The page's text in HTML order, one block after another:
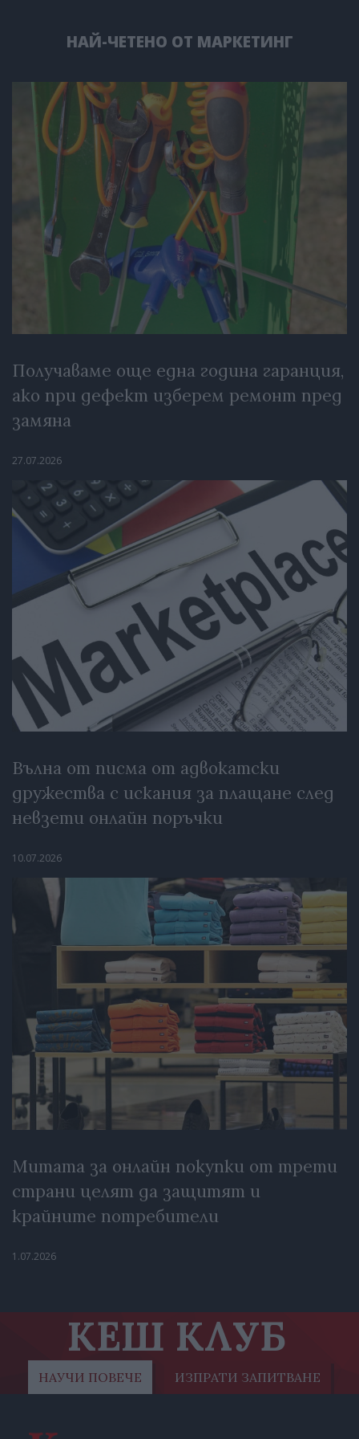
НАЙ-ЧЕТЕНО ОТ МАРКЕТИНГ
Получаваме още една година гаранция,
ако при дефект изберем ремонт пред
замяна
27.07.2026
Вълна от писма от адвокатски
дружества с искания за плащане след
невзети онлайн поръчки
10.07.2026
Митата за онлайн покупки от трети
страни целят да защитят и
крайните потребители
1.07.2026
КЕШ КЛУБ
НАУЧИ ПОВЕЧЕ ИЗПРАТИ ЗАПИТВАНЕ